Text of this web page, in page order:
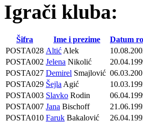
Igrači kluba:
Šifra Ime i prezime Datum
POSTA028 Altić Alek
POSTA002 Jelena Nikolić
POSTA027 Demirel Smajlović
POSTA029 Šejla Agić
POSTA003 Slavko Rodin
POSTA007 Jana Bischoff
POSTA010 Faruk Bakalović